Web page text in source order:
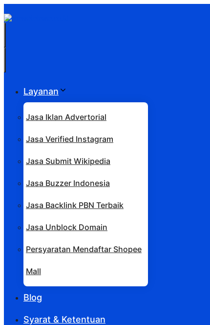
ke
isi
Layanan
Jasa Iklan Advertorial
Jasa Verified Instagram
Jasa Submit Wikipedia
Jasa Buzzer Indonesia
Jasa Backlink PBN Terbaik
Jasa Unblock Domain
Persyaratan Mendaftar Shopee
Mall
Blog
Syarat & Ketentuan